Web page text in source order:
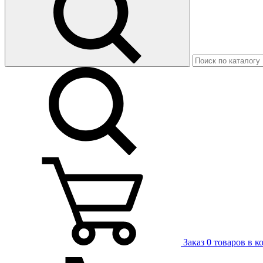
Заказ 0 товаров в